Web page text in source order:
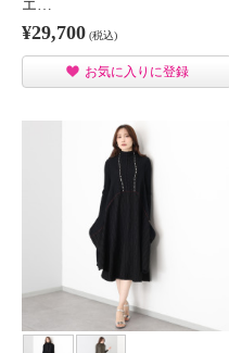
エ…
¥29,700 (税込)
お気に入りに登録